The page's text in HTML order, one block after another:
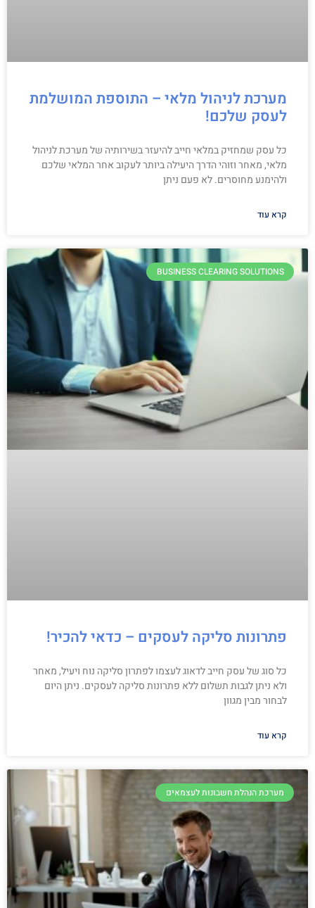
מערכת לניהול מלאי – התוספת המושלמת
לעסק שלכם!
כל עסק שמחזיק במלאי חייב להיעזר בשירותיה של מערכת לניהול
מלאי, מאחר וזוהי הדרך היעילה ביותר לעקוב אחר המלאי שלכם
ולהימנע מחוסרים. לא פעם ניתן
קרא עוד
BUSINESS CLEARING SOLUTIONS
פתרונות סליקה לעסקים – כדאי להכיר!
כל סוג של עסק חייב לדאוג לעצמו לפתרון סליקה נוח ויעיל, מאחר
ולא ניתן לגבות תשלום ללא פתרונות סליקה לעסקים. ניתן היום
לבחור מבין מגוון
קרא עוד
מערכת הנהלת חשבונות לעצמאים